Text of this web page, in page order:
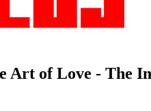
Art of Love - The